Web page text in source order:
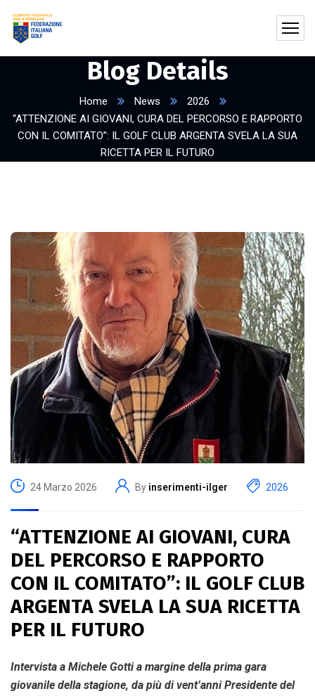
Blog Details
Home News
2026
“ATTENZIONE AI GIOVANI, CURA DEL PERCORSO E RAPPORTO
CON IL COMITATO”: IL GOLF CLUB ARGENTA SVELA LA SUA
RICETTA PER IL FUTURO
24 Marzo 2026 By inserimenti-ilger 2026
“ATTENZIONE AI GIOVANI, CURA
DEL PERCORSO E RAPPORTO
CON IL COMITATO”: IL GOLF CLUB
ARGENTA SVELA LA SUA RICETTA
PER IL FUTURO
Intervista a Michele Gotti a margine della prima gara
giovanile della stagione, da più di vent’anni Presidente del